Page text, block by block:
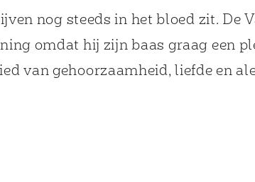
nog steeds in het bloed zit. De
omdat hij zijn baas graag een
van gehoorzaamheid, liefde en